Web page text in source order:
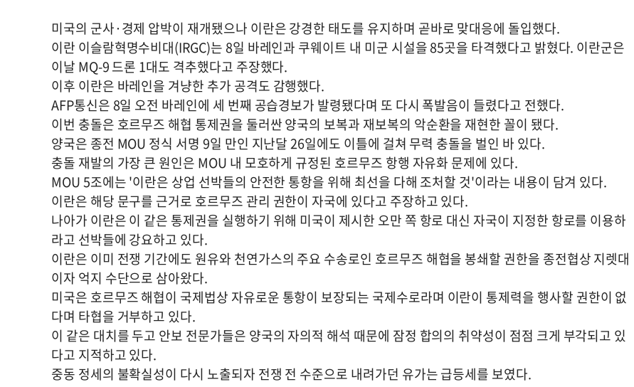
미국의 군사·경제 압박이 재개됐으나 이란은 강경한 태도를 유지하며 곧바로 맞대응에 돌입했다.
이란 이슬람혁명수비대(IRGC)는 8일 바레인과 쿠웨이트 내 미군 시설을 85곳을 타격했다고 밝혔다. 이란군은
이날 MQ-9 드론 1대도 격추했다고 주장했다.
이후 이란은 바레인을 겨냥한 추가 공격도 감행했다.
AFP통신은 8일 오전 바레인에 세 번째 공습경보가 발령됐다며 또 다시 폭발음이 들렸다고 전했다.
이번 충돌은 호르무즈 해협 통제권을 둘러싼 양국의 보복과 재보복의 악순환을 재현한 꼴이 됐다.
양국은 종전 MOU 정식 서명 9일 만인 지난달 26일에도 이틀에 걸쳐 무력 충돌을 벌인 바 있다.
충돌 재발의 가장 큰 원인은 MOU 내 모호하게 규정된 호르무즈 항행 자유화 문제에 있다.
MOU 5조에는 '이란은 상업 선박들의 안전한 통항을 위해 최선을 다해 조처할 것'이라는 내용이 담겨 있다.
이란은 해당 문구를 근거로 호르무즈 관리 권한이 자국에 있다고 주장하고 있다.
나아가 이란은 이 같은 통제권을 실행하기 위해 미국이 제시한 오만 쪽 항로 대신 자국이 지정한 항로를 이용하
라고 선박들에 강요하고 있다.
이란은 이미 전쟁 기간에도 원유와 천연가스의 주요 수송로인 호르무즈 해협을 봉쇄할 권한을 종전협상 지렛대
이자 억지 수단으로 삼아왔다.
미국은 호르무즈 해협이 국제법상 자유로운 통항이 보장되는 국제수로라며 이란이 통제력을 행사할 권한이 없
다며 타협을 거부하고 있다.
이 같은 대치를 두고 안보 전문가들은 양국의 자의적 해석 때문에 잠정 합의의 취약성이 점점 크게 부각되고 있
다고 지적하고 있다.
중동 정세의 불확실성이 다시 노출되자 전쟁 전 수준으로 내려가던 유가는 급등세를 보였다.